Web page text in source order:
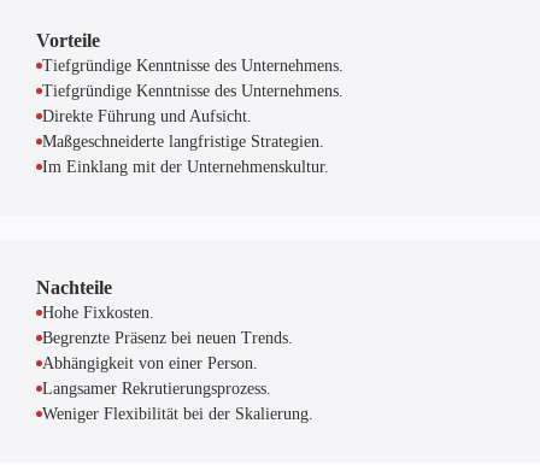
Vorteile
Tiefgründige Kenntnisse des Unternehmens.
Tiefgründige Kenntnisse des Unternehmens.
Direkte Führung und Aufsicht.
Maßgeschneiderte langfristige Strategien.
Im Einklang mit der Unternehmenskultur.
Nachteile
Hohe Fixkosten.
Begrenzte Präsenz bei neuen Trends.
Abhängigkeit von einer Person.
Langsamer Rekrutierungsprozess.
Weniger Flexibilität bei der Skalierung.